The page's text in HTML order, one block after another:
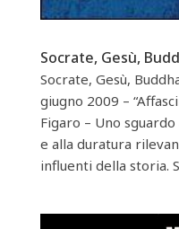
Socrate, Gesù,
Socrate, Gesù,
giugno 2009 –
Figaro – Uno
e alla duratura
influenti della storia.